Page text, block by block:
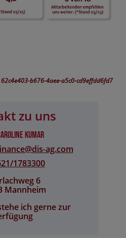
b676-4aee-a5c0-cd9effdd6fd7
zu uns
Kumar
ag.com
1783300
6
Mannheim
ich gerne zur